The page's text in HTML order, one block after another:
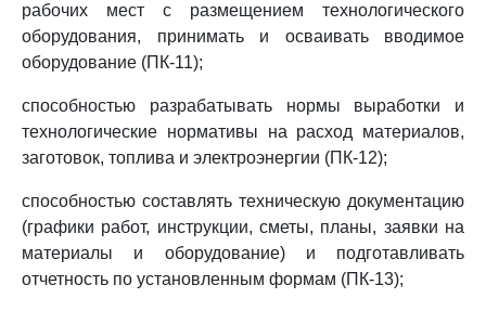
рабочих мест с размещением технологического
оборудования, принимать и осваивать вводимое
оборудование (ПК-11);
способностью разрабатывать нормы выработки и
технологические нормативы на расход материалов,
заготовок, топлива и электроэнергии (ПК-12);
способностью составлять техническую документацию
(графики работ, инструкции, сметы, планы, заявки на
материалы и оборудование) и подготавливать
отчетность по установленным формам (ПК-13);